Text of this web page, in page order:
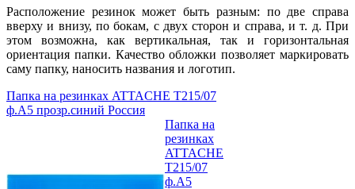
Расположение резинок может быть разным: по две справа
вверху и внизу, по бокам, с двух сторон и справа, и т. д. При
этом возможна, как вертикальная, так и горизонтальная
ориентация папки. Качество обложки позволяет маркировать
саму папку, наносить названия и логотип.
Папка на резинках ATTAСHE Т215/07
ф.А5 прозр.синий Россия
Папка на
резинках
ATTAСHE
Т215/07
ф.А5